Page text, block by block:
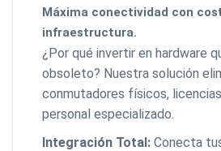
Máxima conectividad con
infraestructura.
¿Por qué invertir en hardware
obsoleto? Nuestra solución
conmutadores físicos,
personal especializado.
Integración Total: Conecta